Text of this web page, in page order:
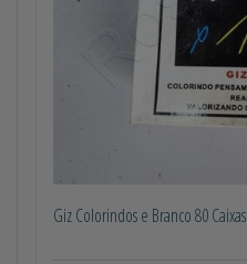
Giz Colorindos e Branco 80 Caixas